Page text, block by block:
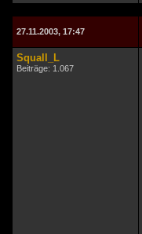
27.11.2003, 17:47
Squall_L
Beiträge: 1.067